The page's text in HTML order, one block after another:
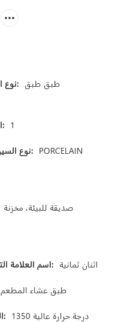
نوع اللوحة: طبق طبق
الكمية: 1
نوع السيراميك: PORCELAIN
صديقة للبيئة، مخزنة
اسم العلامة التجارية: اثنان ثمانية
طبق عشاء المطعم
التقنية: 1350 درجة حرارة عالية